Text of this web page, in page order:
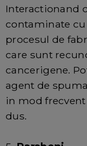
Interactionand
contaminate
procesul de
care sunt
cancerigene.
agent de
in mod
dus.